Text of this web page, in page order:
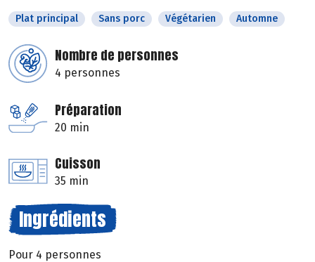
Plat principal Sans porc Végétarien Automne
Nombre de personnes
4 personnes
Préparation
20 min
Cuisson
35 min
Ingrédients
Pour 4 personnes